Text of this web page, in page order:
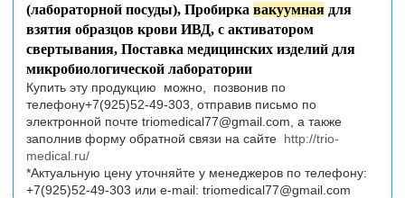
(лабораторной посуды), Пробирка вакуумная для
взятия образцов крови ИВД, с активатором
свертывания, Поставка медицинских изделий для
микробиологической лаборатории
Купить эту продукцию можно, позвонив по
телефону+7(925)52-49-303, отправив письмо по
электронной почте triomedical77@gmail.com , а также
заполнив форму обратной связи на сайте http://trio-
medical.ru/
*Актуальную цену уточняйте у менеджеров по телефону:
+7(925)52-49-303 или e-mail: triomedical77@gmail.com